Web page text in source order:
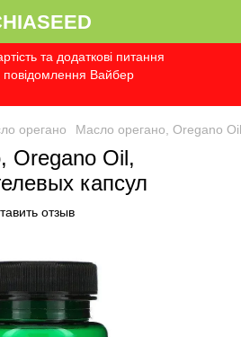
та додаткові питання
повідомлення Вайбер
орегано Масло орегано, Oregano
Oregano Oil,
капсул
отзыв